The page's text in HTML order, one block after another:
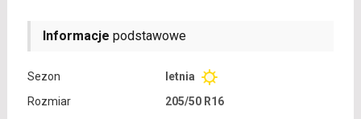
Informacje podstawowe
Sezon
letnia
Rozmiar
205/50 R16